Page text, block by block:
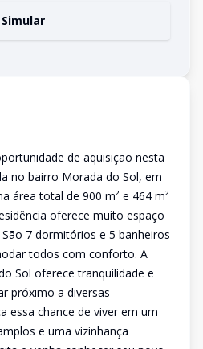
Simular
de aquisição nesta
no bairro Morada do Sol, em
área total de 900 m² e 464 m²
oferece muito espaço
7 dormitórios e 5 banheiros
todos com conforto. A
Sol oferece tranquilidade e
próximo a diversas
essa chance de viver em um
e uma vizinhança